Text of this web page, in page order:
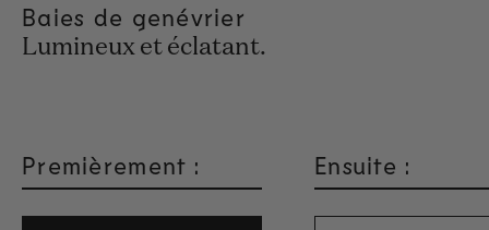
Baies de genévrier
Lumineux et éclatant.
Premièrement : Ensuite :